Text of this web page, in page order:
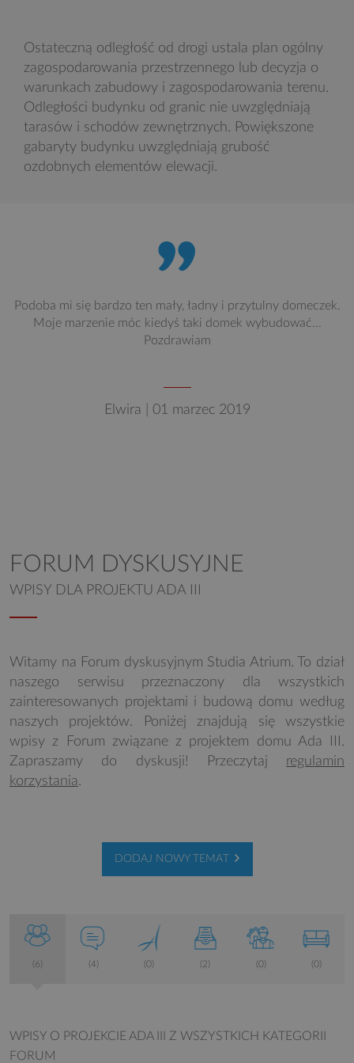
Ostateczną odległość od drogi ustala plan ogólny
zagospodarowania przestrzennego lub decyzja o
warunkach zabudowy i zagospodarowania terenu.
Odległości budynku od granic nie uwzględniają
tarasów i schodów zewnętrznych. Powiększone
gabaryty budynku uwzględniają grubość
ozdobnych elementów elewacji.
Podoba mi się bardzo ten mały, ładny i przytulny domeczek.
Moje marzenie móc kiedyś taki domek wybudować...
Pozdrawiam
Elwira | 01 marzec 2019
FORUM DYSKUSYJNE
WPISY DLA PROJEKTU ADA III
Witamy na Forum dyskusyjnym Studia Atrium. To dział
naszego serwisu przeznaczony dla wszystkich
zainteresowanych projektami i budową domu według
naszych projektów. Poniżej znajdują się wszystkie
wpisy z Forum związane z projektem domu Ada III.
Zapraszamy do dyskusji! Przeczytaj regulamin
korzystania.
DODAJ NOWY TEMAT
(6) (4) (0) (2) (0) (0)
WPISY O PROJEKCIE ADA III Z WSZYSTKICH KATEGORII
FORUM